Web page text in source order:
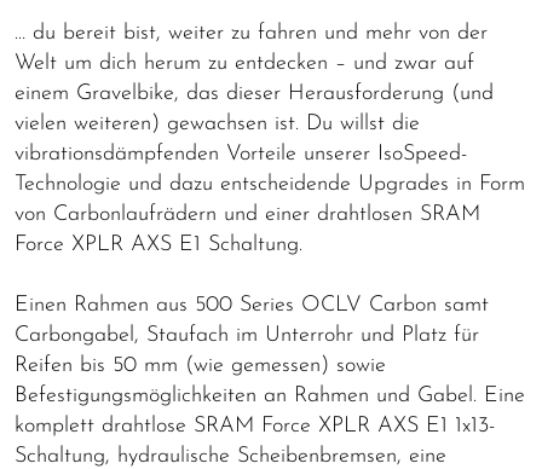
… du bereit bist, weiter zu fahren und mehr von der
Welt um dich herum zu entdecken – und zwar auf
einem Gravelbike, das dieser Herausforderung (und
vielen weiteren) gewachsen ist. Du willst die
vibrationsdämpfenden Vorteile unserer IsoSpeed-
Technologie und dazu entscheidende Upgrades in Form
von Carbonlaufrädern und einer drahtlosen SRAM
Force XPLR AXS E1 Schaltung.
Einen Rahmen aus 500 Series OCLV Carbon samt
Carbongabel, Staufach im Unterrohr und Platz für
Reifen bis 50 mm (wie gemessen) sowie
Befestigungsmöglichkeiten an Rahmen und Gabel. Eine
komplett drahtlose SRAM Force XPLR AXS E1 1x13-
Schaltung, hydraulische Scheibenbremsen, eine